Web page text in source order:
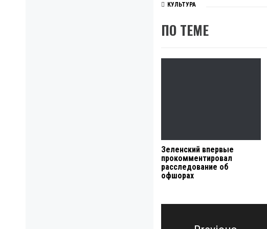
КУЛЬТУРА
ПО ТЕМЕ
Зеленский впервые
прокомментировал
расследование об
офшорах
Навигация